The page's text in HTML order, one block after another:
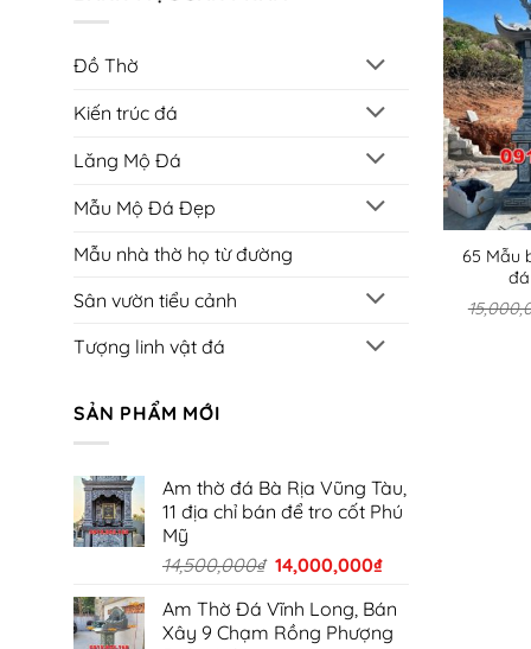
Đồ Thờ
Kiến trúc đá
Lăng Mộ Đá
Mẫu Mộ Đá Đẹp
Mẫu nhà thờ họ từ đường
Sân vườn tiểu cảnh
Tượng linh vật đá
SẢN PHẨM MỚI
Am thờ đá Bà Rịa Vũng Tàu,
11 địa chỉ bán để tro cốt Phú
Mỹ
14,500,000₫ Giá
là:
14,500,000₫.
14,000,000₫Giá
tại
là:
Am Thờ Đá Vĩnh Long, Bán
Xây 9 Chạm Rồng Phượng
65 Mẫu